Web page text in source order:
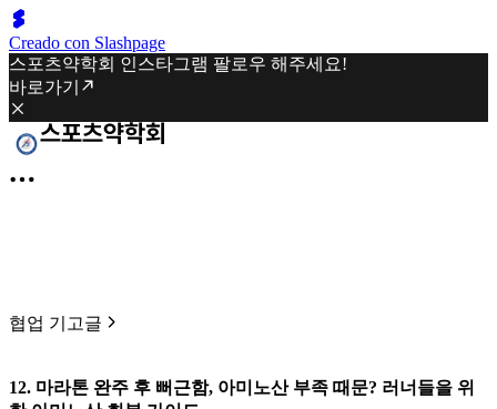
Creado con Slashpage
스포츠약학회 인스타그램 팔로우 해주세요!
바로가기
협업 기고글
12. 마라톤 완주 후 뻐근함, 아미노산 부족 때문? 러너들을 위